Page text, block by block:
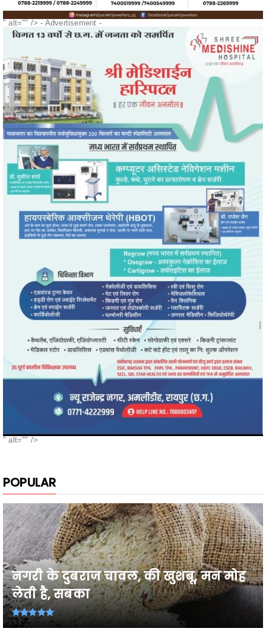
POPULAR
नगरी के दुबराज चावल, की खुशबू, मन मोह
लेती है, सबका
26वी राज्य स्तरीय शालेय क्रीड़ा प्रतियोगिता
2026-27 में प्...